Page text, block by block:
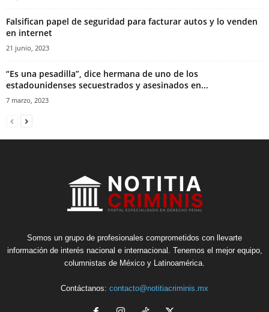
Falsifican papel de seguridad para facturar autos y lo venden
en internet
21 junio, 2023
“Es una pesadilla”, dice hermana de uno de los
estadounidenses secuestrados y asesinados en...
7 marzo, 2023
Somos un grupo de profesionales comprometidos con llevarte
información de interés nacional e internacional. Tenemos el mejor equipo,
columnistas de México y Latinoamérica.
Contáctanos: contacto@notitiacriminis.mx